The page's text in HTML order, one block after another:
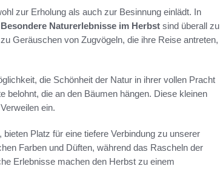
zur Erholung als auch zur Besinnung einlädt. In
Besondere Naturerlebnisse im Herbst sind überall zu
Geräuschen von Zugvögeln, die ihre Reise antreten,
die Schönheit der Natur in ihrer vollen Pracht
die an den Bäumen hängen. Diese kleinen
ein.
Platz für eine tiefere Verbindung zu unserer
Farben und Düften, während das Rascheln der
Erlebnisse machen den Herbst zu einem